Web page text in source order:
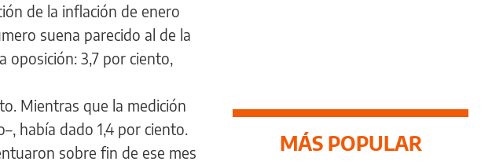
de la inflación de enero
suena parecido al de la
oposición: 3,7 por ciento,
Mientras que la medición
había dado 1,4 por ciento.
sobre fin de ese mes
MÁS POPULAR